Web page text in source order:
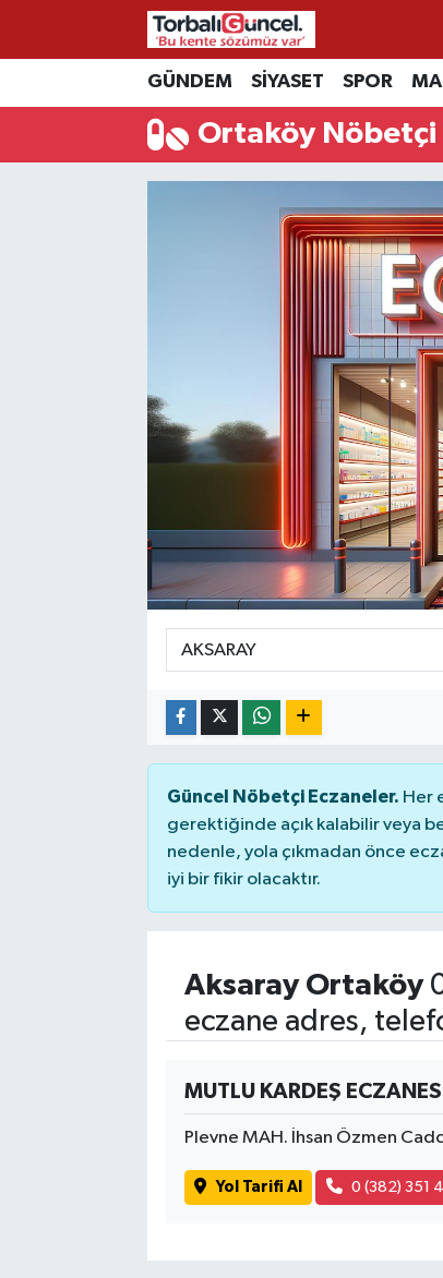
GÜNDEM SİYASET SPOR
Ortaköy Nöbetçi
Güncel Nöbetçi Eczaneler. Her
gerektiğinde açık kalabilir veya
nedenle, yola çıkmadan önce
iyi bir fikir olacaktır.
Aksaray Ortaköy
eczane adres,
MUTLU KARDEŞ ECZANESİ
Plevne MAH. İhsan Özmen
Yol Tarifi Al 0 (382) 351
İzmir Nöbetçi Eczaneler
İzmir Hava Durumu
İzmir Trafik Yoğunluk Haritası
Son Dakika Haberleri